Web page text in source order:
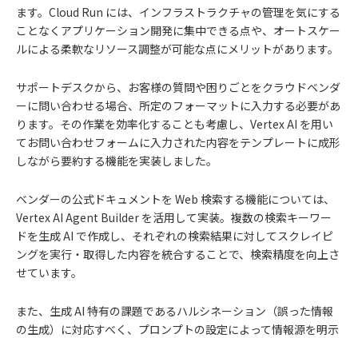
ます。Cloud Run には、インフラストラクチャの管理を気にする
ことなくアプリケーション開発に集中できる点や、オートスケー
ルによる柔軟なリソース調整が可能な点にメリットがあります。
サポートデスクから、お客様の質問や困りごとをクラウドベンダ
ーに問い合わせる場合、所定のフォーマットに入力する必要があ
ります。その作業を効率化することも考慮し、Vertex AI を用い
てお問い合わせフォームに入力された内容をテンプレートに成形
しながら要約する機能を実装しました。
ベンダーの公式ドキュメントを Web 検索する機能については、
Vertex AI Agent Builder を活用して実装。複数の検索キーワー
ドを生成 AI で作成し、それぞれの検索結果に対してスクレイピ
ングを実行・取得した内容を統合することで、検索精度を向上さ
せています。
また、生成 AI 特有の課題であるハルシネーション（誤った情報
の生成）に対応すべく、プロンプトの設定によって情報源を明示